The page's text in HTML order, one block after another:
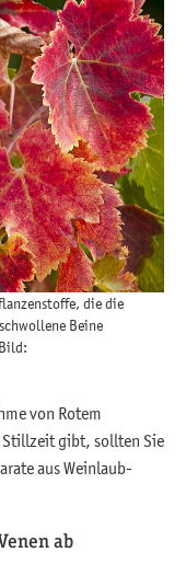
die die
Beine
von Rotem
Stillzeit gibt, sollten Sie
aus Weinlaub-
ab